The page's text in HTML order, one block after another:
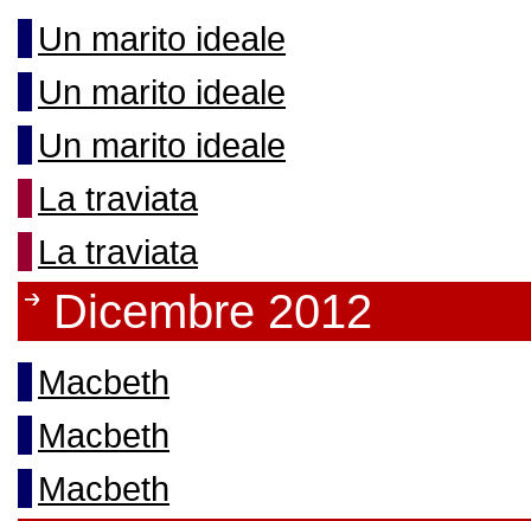
Un marito ideale
Un marito ideale
Un marito ideale
La traviata
La traviata
Dicembre 2012
Macbeth
Macbeth
Macbeth